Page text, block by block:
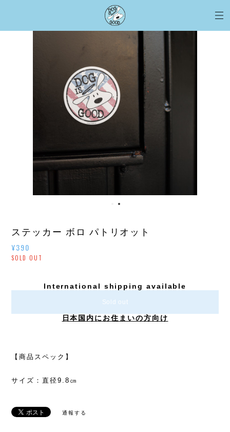
ステッカー ボロ パトリオット
¥390
SOLD OUT
International shipping available
Sold out
日本国内にお住まいの方向け
【商品スペック】
サイズ：直径9.8㎝
通報する